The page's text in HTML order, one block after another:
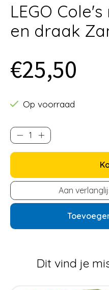
LEGO
en draak
€25,50
Op voorraad
Aan
Dit vind je